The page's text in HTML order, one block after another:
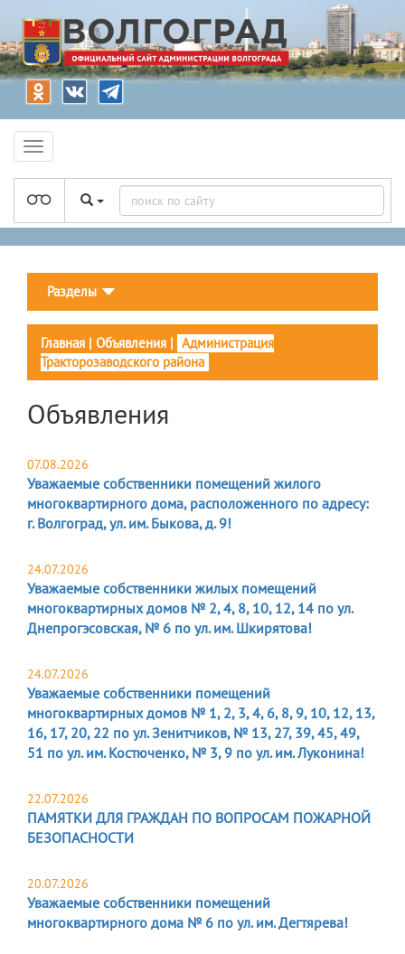
Разделы
Главная | Объявления | Администрация
Тракторозаводского района
Объявления
07.08.2026
Уважаемые собственники помещений жилого
многоквартирного дома, расположенного по адресу:
г. Волгоград, ул. им. Быкова, д. 9!
24.07.2026
Уважаемые собственники жилых помещений
многоквартирных домов № 2, 4, 8, 10, 12, 14 по ул.
Днепрогэсовская, № 6 по ул. им. Шкирятова!
24.07.2026
Уважаемые собственники помещений
многоквартирных домов № 1, 2, 3, 4, 6, 8, 9, 10, 12, 13,
16, 17, 20, 22 по ул. Зенитчиков, № 13, 27, 39, 45, 49,
51 по ул. им. Костюченко, № 3, 9 по ул. им. Луконина!
22.07.2026
ПАМЯТКИ ДЛЯ ГРАЖДАН ПО ВОПРОСАМ ПОЖАРНОЙ
БЕЗОПАСНОСТИ
20.07.2026
Уважаемые собственники помещений
многоквартирного дома № 6 по ул. им. Дегтярева!